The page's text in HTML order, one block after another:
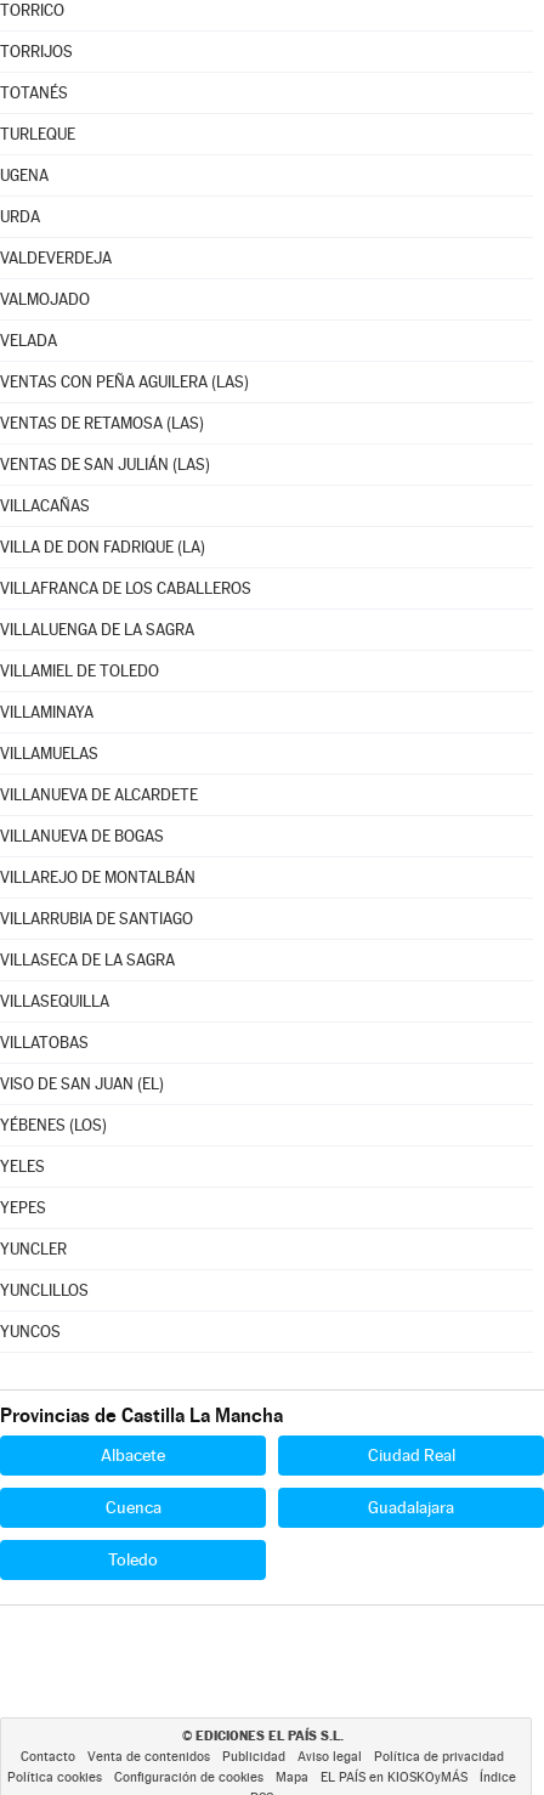
TORRICO
TORRIJOS
TOTANÉS
TURLEQUE
UGENA
URDA
VALDEVERDEJA
VALMOJADO
VELADA
VENTAS CON PEÑA AGUILERA (LAS)
VENTAS DE RETAMOSA (LAS)
VENTAS DE SAN JULIÁN (LAS)
VILLACAÑAS
VILLA DE DON FADRIQUE (LA)
VILLAFRANCA DE LOS CABALLEROS
VILLALUENGA DE LA SAGRA
VILLAMIEL DE TOLEDO
VILLAMINAYA
VILLAMUELAS
VILLANUEVA DE ALCARDETE
VILLANUEVA DE BOGAS
VILLAREJO DE MONTALBÁN
VILLARRUBIA DE SANTIAGO
VILLASECA DE LA SAGRA
VILLASEQUILLA
VILLATOBAS
VISO DE SAN JUAN (EL)
YÉBENES (LOS)
YELES
YEPES
YUNCLER
YUNCLILLOS
YUNCOS
Provincias de Castilla La Mancha
Albacete Ciudad Real
Cuenca Guadalajara
Toledo
© EDICIONES EL PAÍS S.L.
Contacto Venta de contenidos Publicidad Aviso legal
Política de privacidad
Política cookies
Configuración de cookies Mapa EL PAÍS en KIOSKOyMÁS
Índice